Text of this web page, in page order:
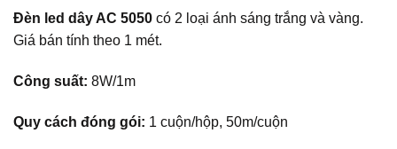
Đèn led dây AC 5050 có 2 loại ánh sáng trắng và vàng.
Giá bán tính theo 1 mét.
Công suất: 8W/1m
Quy cách đóng gói: 1 cuộn/hộp, 50m/cuộn